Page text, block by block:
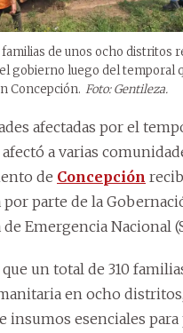
de unos ocho distritos
gobierno luego del temporal
Concepción. Foto: Gentileza.
afectadas por el
a varias
de Concepción
por parte de la
de Emergencia Nacional
que un total de 310
en ocho
insumos esenciales para